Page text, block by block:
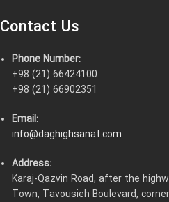
Contact Us
Phone Number:
+98 (21) 66424100
+98 (21) 66902351
Email:
info@daghighsanat.com
Address:
Karaj-Qazvin Road, after the
Town, Tavousieh Boulevard,